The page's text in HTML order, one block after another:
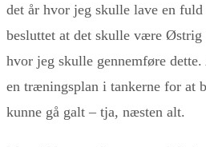
det år hvor jeg skulle lave en
besluttet at det skulle være Østrig
hvor jeg skulle gennemføre
en træningsplan i tankerne for at
kunne gå galt – tja, næsten alt.